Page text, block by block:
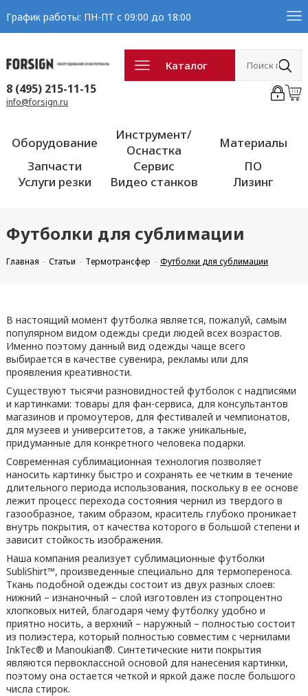
График работы: ПН-ПТ с 09:00 до 18:00
Каталог
8 (495) 215-11-15
info@forsign.ru
Оборудование
Инструмент/
Оснастка
Материалы
Запчасти
Сервис
ПО
Услуги резки
Видео станков Лизинг
Футболки для сублимации
Главная Статьи Термотрансфер Футболки для сублимации
В настоящий момент футболка является, пожалуй, самым
популярном видом одежды среди людей всех возрастов.
Именно поэтому данный вид одежды чаще всего
выбирается в качестве сувенира, рекламы или для
проявления креативности.
Существуют тысячи разновидностей футболок с надписями
и картинками: товары для фан-сервиса, для консультантов
магазинов и промоутеров, для фестивалей и чемпионатов,
для музеев и университетов, а также уникальные,
придуманные для конкретного человека подарки.
Современная сублимационная технология позволяет
наносить картинку быстро и сохранять ее четким в течение
длительного периода использования, поскольку в ее основе
лежит процесс перехода состояния чернил из твердого в
газообразное, таким образом, краситель глубоко проникает
внутрь покрытия, от качества которого в большой степени и
зависит стойкость изображения.
Наша компания реализует сублимационные футболки
SubliShirt™, произведенные специально для термопереноса.
Ткань подобной одежды состоит из двух разных слоев:
нижний – изнаночный – слой изготовлен из стопроцентно
хлопковых нитей, благодаря чему футболку удобно и
приятно носить, а верхний – наружный – полностью состоит
из полиэстера, который полностью совместим с чернилами
InkTec® и Manoukian®. Синтетические нити покрытия
являются первоклассной основой для нанесения картинки,
поэтому она остается четкой и яркой даже после большого
числа стирок.